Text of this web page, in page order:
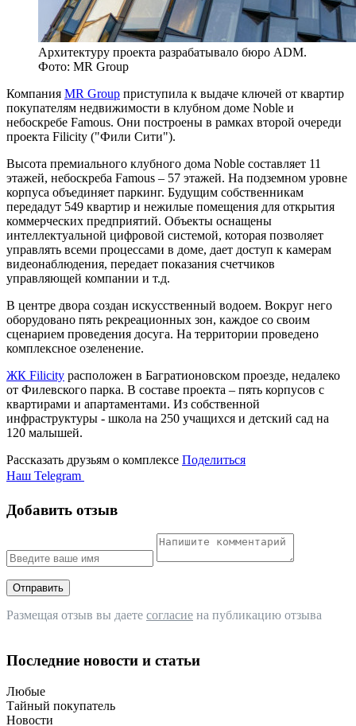
Архитектуру проекта разрабатывало бюро ADM.
Фото: MR Group
Компания MR Group приступила к выдаче ключей от квартир
покупателям недвижимости в клубном доме Noble и
небоскребе Famous. Они построены в рамках второй очереди
проекта Filicity ("Фили Сити").
Высота премиального клубного дома Noble составляет 11
этажей, небоскреба Famous – 57 этажей. На подземном уровне
корпуса объединяет паркинг. Будущим собственникам
передадут 549 квартир и нежилые помещения для открытия
коммерческих предприятий. Объекты оснащены
интеллектуальной цифровой системой, которая позволяет
управлять всеми процессами в доме, дает доступ к камерам
видеонаблюдения, передает показания счетчиков
управляющей компании и т.д.
В центре двора создан искусственный водоем. Вокруг него
оборудовано пять рекреационных зон, каждое со своим
сценарием проведения досуга. На территории проведено
комплексное озеленение.
ЖК Filicity расположен в Багратионовском проезде, недалеко
от Филевского парка. В составе проекта – пять корпусов с
квартирами и апартаментами. Из собственной
инфраструктуры - школа на 250 учащихся и детский сад на
120 малышей.
Рассказать друзьям о комплексе Поделиться
Наш Telegram
Добавить отзыв
Отправить
Размещая отзыв вы даете согласие на публикацию отзыва
Последние новости и статьи
Любые
Тайный покупатель
Новости